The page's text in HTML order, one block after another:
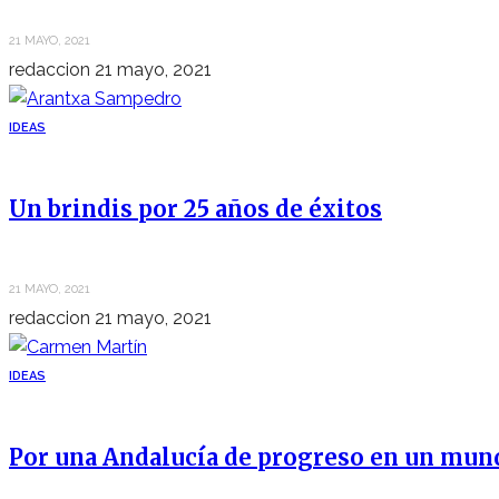
21 MAYO, 2021
redaccion 21 mayo, 2021
IDEAS
Un brindis por 25 años de éxitos
21 MAYO, 2021
redaccion 21 mayo, 2021
IDEAS
Por una Andalucía de progreso en un